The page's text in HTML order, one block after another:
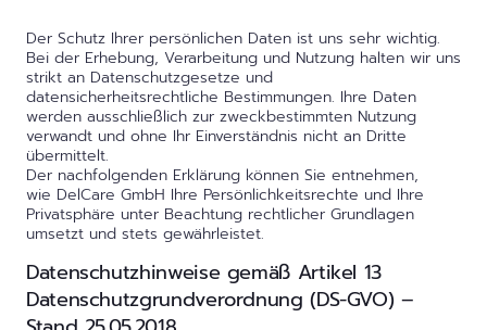
Der Schutz Ihrer persönlichen Daten ist uns sehr wichtig.
Bei der Erhebung, Verarbeitung und Nutzung halten wir uns
strikt an Datenschutzgesetze und
datensicherheitsrechtliche Bestimmungen. Ihre Daten
werden ausschließlich zur zweckbestimmten Nutzung
verwandt und ohne Ihr Einverständnis nicht an Dritte
übermittelt.
Der nachfolgenden Erklärung können Sie entnehmen,
wie DelCare GmbH Ihre Persönlichkeitsrechte und Ihre
Privatsphäre unter Beachtung rechtlicher Grundlagen
umsetzt und stets gewährleistet.
Datenschutzhinweise gemäß Artikel 13
Datenschutzgrundverordnung (DS-GVO) –